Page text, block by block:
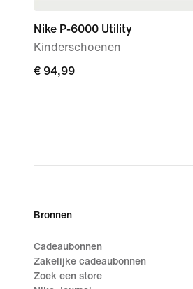
Nike P-6000 Utility
Kinderschoenen
€ 94,99
€ 94,99
Bronnen
Cadeaubonnen
Zakelijke cadeaubonnen
Zoek een store